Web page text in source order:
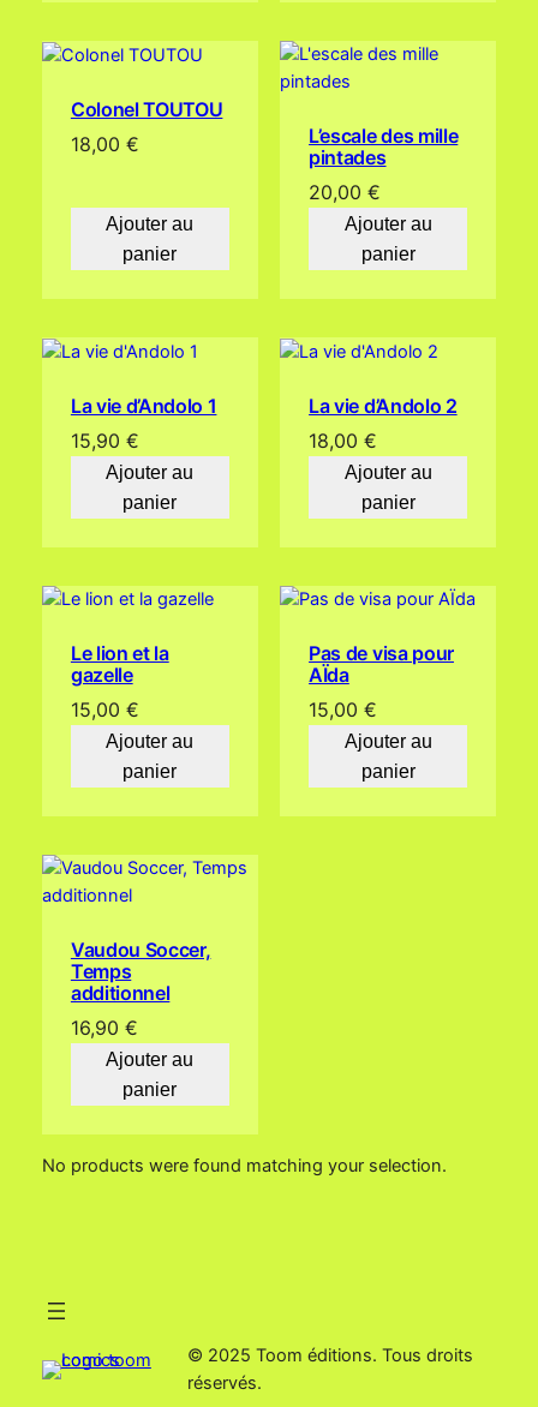
Colonel TOUTOU
18,00 €
Ajouter au
panier
L’escale des mille
pintades
20,00€
Ajouter au
panier
La vie d’Andolo 1
15,90 €
Ajouter au
panier
La vie d’Andolo 2
18,00€
Ajouter au
panier
Le lion et la
gazelle
15,00 €
Ajouter au
panier
Pas de visa pour
AÏda
15,00€
Ajouter au
panier
Vaudou Soccer,
Temps
additionnel
16,90 €
Ajouter au
panier
No products were found matching your selection.
© 2025 Toom éditions. Tous droits
réservés.